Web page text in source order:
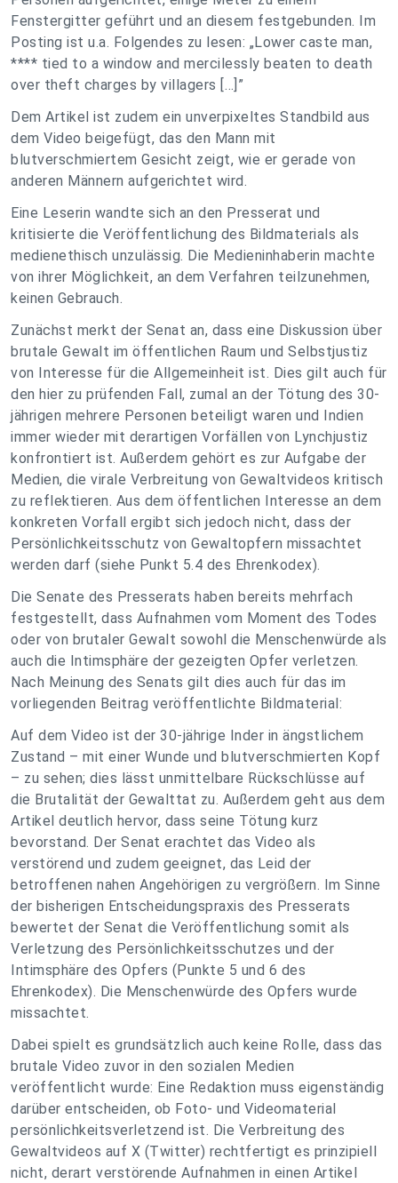
Fenstergitter geführt und an diesem festgebunden. Im
Posting ist u.a. Folgendes zu lesen: „Lower caste man,
**** tied to a window and mercilessly beaten to death
over theft charges by villagers […]”
Dem Artikel ist zudem ein unverpixeltes Standbild aus
dem Video beigefügt, das den Mann mit
blutverschmiertem Gesicht zeigt, wie er gerade von
anderen Männern aufgerichtet wird.
Eine Leserin wandte sich an den Presserat und
kritisierte die Veröffentlichung des Bildmaterials als
medienethisch unzulässig. Die Medieninhaberin machte
von ihrer Möglichkeit, an dem Verfahren teilzunehmen,
keinen Gebrauch.
Zunächst merkt der Senat an, dass eine Diskussion über
brutale Gewalt im öffentlichen Raum und Selbstjustiz
von Interesse für die Allgemeinheit ist. Dies gilt auch für
den hier zu prüfenden Fall, zumal an der Tötung des 30-
jährigen mehrere Personen beteiligt waren und Indien
immer wieder mit derartigen Vorfällen von Lynchjustiz
konfrontiert ist. Außerdem gehört es zur Aufgabe der
Medien, die virale Verbreitung von Gewaltvideos kritisch
zu reflektieren. Aus dem öffentlichen Interesse an dem
konkreten Vorfall ergibt sich jedoch nicht, dass der
Persönlichkeitsschutz von Gewaltopfern missachtet
werden darf (siehe Punkt 5.4 des Ehrenkodex).
Die Senate des Presserats haben bereits mehrfach
festgestellt, dass Aufnahmen vom Moment des Todes
oder von brutaler Gewalt sowohl die Menschenwürde als
auch die Intimsphäre der gezeigten Opfer verletzen.
Nach Meinung des Senats gilt dies auch für das im
vorliegenden Beitrag veröffentlichte Bildmaterial:
Auf dem Video ist der 30-jährige Inder in ängstlichem
Zustand – mit einer Wunde und blutverschmierten Kopf
– zu sehen; dies lässt unmittelbare Rückschlüsse auf
die Brutalität der Gewalttat zu. Außerdem geht aus dem
Artikel deutlich hervor, dass seine Tötung kurz
bevorstand. Der Senat erachtet das Video als
verstörend und zudem geeignet, das Leid der
betroffenen nahen Angehörigen zu vergrößern. Im Sinne
der bisherigen Entscheidungspraxis des Presserats
bewertet der Senat die Veröffentlichung somit als
Verletzung des Persönlichkeitsschutzes und der
Intimsphäre des Opfers (Punkte 5 und 6 des
Ehrenkodex). Die Menschenwürde des Opfers wurde
missachtet.
Dabei spielt es grundsätzlich auch keine Rolle, dass das
brutale Video zuvor in den sozialen Medien
veröffentlicht wurde: Eine Redaktion muss eigenständig
darüber entscheiden, ob Foto- und Videomaterial
persönlichkeitsverletzend ist. Die Verbreitung des
Gewaltvideos auf X (Twitter) rechtfertigt es prinzipiell
nicht, derart verstörende Aufnahmen in einen Artikel